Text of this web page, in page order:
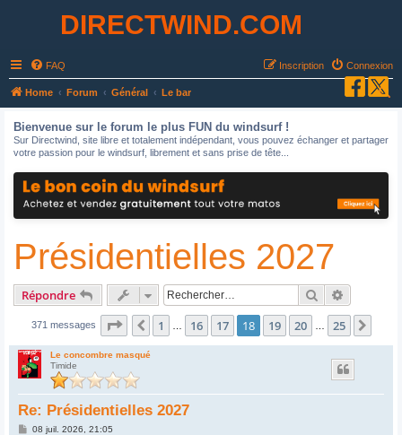
DIRECTWIND.COM
FAQ Connexion
Inscription
Home Forum Général Le bar
Bienvenue sur le forum le plus FUN du windsurf !
Sur Directwind, site libre et totalement indépendant, vous pouvez échanger et partager
votre passion pour le windsurf, librement et sans prise de tête...
Présidentielles 2027
Répondre Rechercher
371 messages Page 18 25
Précédent
1 16 17 18 19 20 25
Le concombre masqué
Timide
Re: Présidentielles 2027
M08 juil. 2026, 21:05